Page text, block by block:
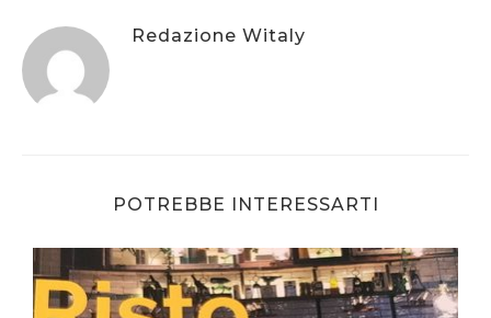
Redazione Witaly
POTREBBE INTERESSARTI